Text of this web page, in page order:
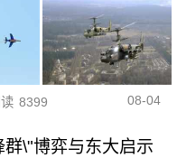
8399 08-04
\"博弈与东大启示